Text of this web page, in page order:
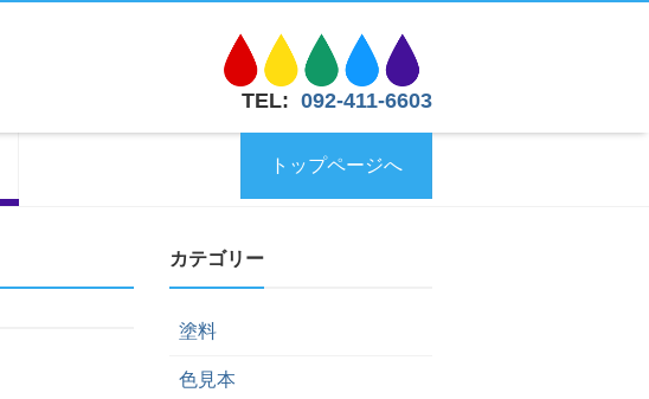
TEL: 092-411-6603
トップページへ
カテゴリー
塗料
色見本